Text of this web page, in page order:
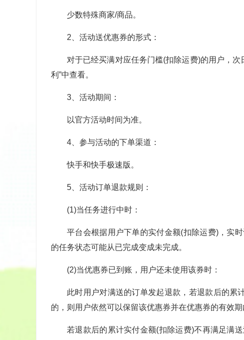
少数特殊商家/商品。
2、活动送优惠券的形式：
对于已经买满对应任务门槛(扣除运费)的用户，
利”中查看。
3、活动期间：
以官方活动时间为准。
4、参与活动的下单渠道：
快手和快手极速版。
5、活动订单退款规则：
(1)当任务进行中时：
平台会根据用户下单的实付金额(扣除运费)，实
的任务状态可能从已完成变成未完成。
(2)当优惠券已到账，用户还未使用该券时：
此时用户对满送的订单发起退款，若退款后的累
的，则用户依然可以保留该优惠券并在优惠券的有效
若退款后的累计实付金额(扣除运费)不再满足满